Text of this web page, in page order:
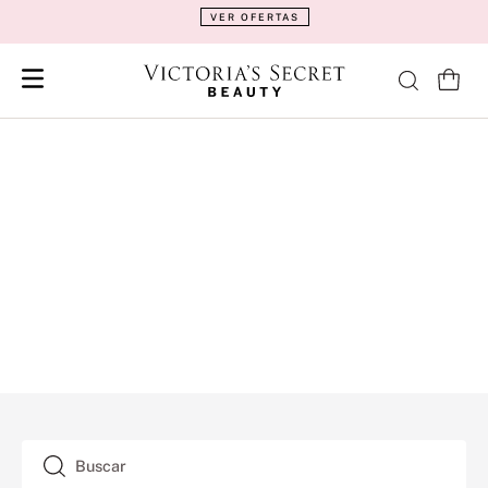
VER OFERTAS
Buscar